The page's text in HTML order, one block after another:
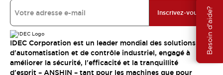
Besoin d'aide?
Inscrivez-vous
IDEC Corporation est un leader mondial des solutions
d'automatisation et de contrôle industriel, engagé à
améliorer la sécurité, l'efficacité et la tranquillité
d'esprit – ANSHIN – tant pour les machines que pour